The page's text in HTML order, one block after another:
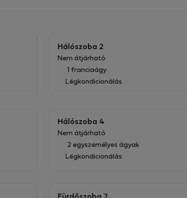
Hálószoba 2
Nem átjárható
1 franciaágy
Légkondicionálás
Hálószoba 4
Nem átjárható
2 egyszemélyes ágyak
Légkondicionálás